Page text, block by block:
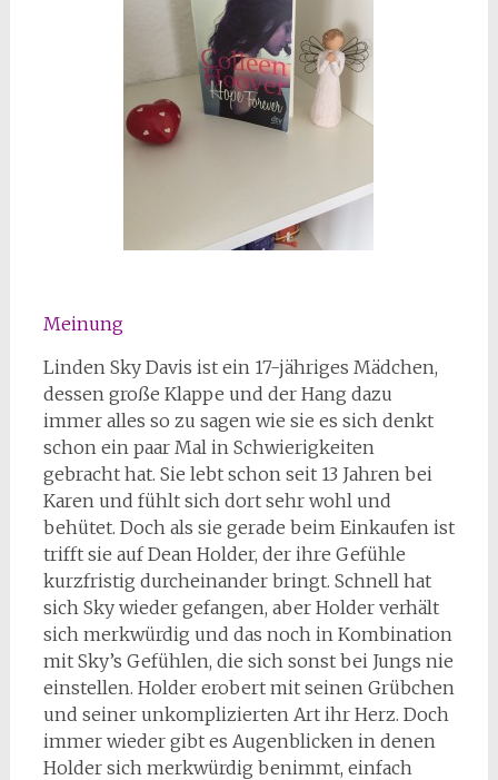
Meinung
Linden Sky Davis ist ein 17-jähriges Mädchen,
dessen große Klappe und der Hang dazu
immer alles so zu sagen wie sie es sich denkt
schon ein paar Mal in Schwierigkeiten
gebracht hat. Sie lebt schon seit 13 Jahren bei
Karen und fühlt sich dort sehr wohl und
behütet. Doch als sie gerade beim Einkaufen ist
trifft sie auf Dean Holder, der ihre Gefühle
kurzfristig durcheinander bringt. Schnell hat
sich Sky wieder gefangen, aber Holder verhält
sich merkwürdig und das noch in Kombination
mit Sky’s Gefühlen, die sich sonst bei Jungs nie
einstellen. Holder erobert mit seinen Grübchen
und seiner unkomplizierten Art ihr Herz. Doch
immer wieder gibt es Augenblicken in denen
Holder sich merkwürdig benimmt, einfach